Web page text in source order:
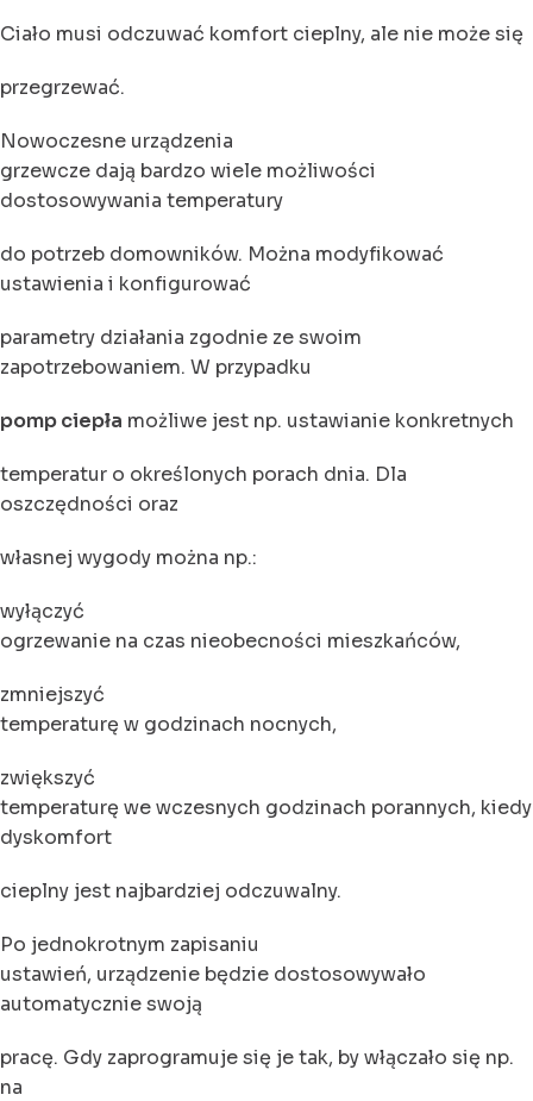
Ciało musi odczuwać komfort cieplny, ale nie może się
przegrzewać.
Nowoczesne urządzenia
grzewcze dają bardzo wiele możliwości
dostosowywania temperatury
do potrzeb domowników. Można modyfikować
ustawienia i konfigurować
parametry działania zgodnie ze swoim
zapotrzebowaniem. W przypadku
pomp ciepła możliwe jest np. ustawianie konkretnych
temperatur o określonych porach dnia. Dla
oszczędności oraz
własnej wygody można np.:
wyłączyć
ogrzewanie na czas nieobecności mieszkańców,
zmniejszyć
temperaturę w godzinach nocnych,
zwiększyć
temperaturę we wczesnych godzinach porannych, kiedy
dyskomfort
cieplny jest najbardziej odczuwalny.
Po jednokrotnym zapisaniu
ustawień, urządzenie będzie dostosowywało
automatycznie swoją
pracę. Gdy zaprogramuje się je tak, by włączało się np.
na